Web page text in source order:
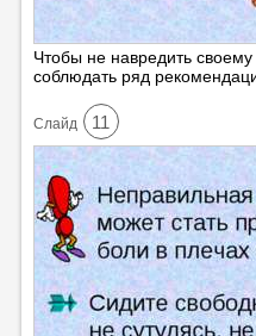
Чтобы не навредить
соблюдать ряд
Cлайд 11